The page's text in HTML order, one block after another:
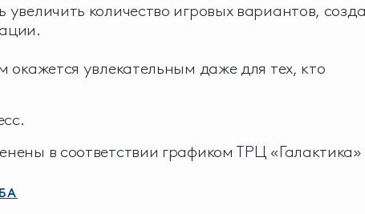
количество игровых вариантов,
увлекательным даже для тех, кто
в соответствии графиком ТРЦ «Галактика»